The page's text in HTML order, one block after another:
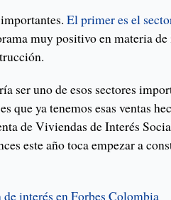
El primer es el
muy positivo en materia
ser uno de esos sectores
que ya tenemos esas ventas
de Viviendas de Interés
este año toca empezar a
interés en Forbes Colombia